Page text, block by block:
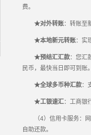
费。
★对外转账：转账至
★本地新元转账：实
★预结汇汇款：您汇
民币，最快当日即可到账
★全球多币种汇款：
★工银速汇：工商银
（4）信用卡服务：网
自助还款。